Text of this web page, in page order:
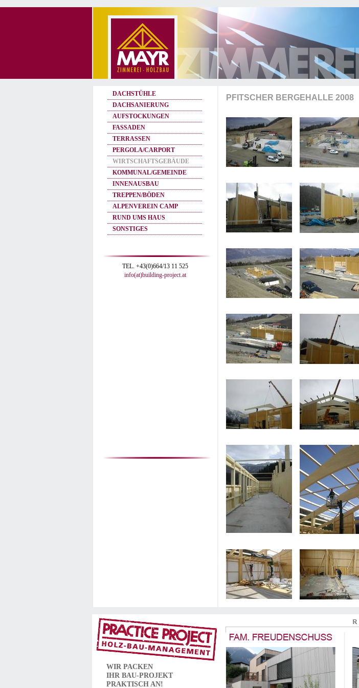
DACHSTÜHLE
DACHSANIERUNG
AUFSTOCKUNGEN
FASSADEN
TERRASSEN
PERGOLA/CARPORT
WIRTSCHAFTSGEBÄUDE
KOMMUNAL/GEMEINDE
INNENAUSBAU
TREPPEN/BÖDEN
ALPENVEREIN CAMP
RUND UMS HAUS
SONSTIGES
TEL. +43(0)664/13 11 525
info(at)building-project.at
PFITSCHER BERGEHALLE 2008
WIR PACKEN
IHR BAU-PROJEKT
PRAKTISCH AN!